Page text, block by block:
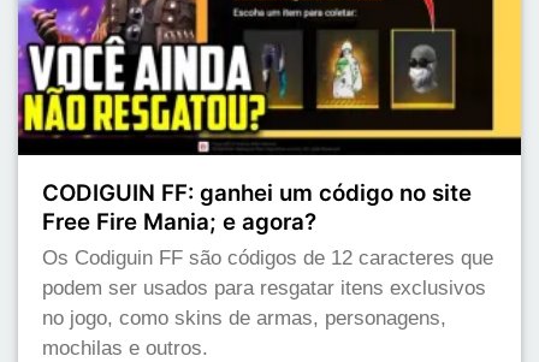
CODIGUIN FF: ganhei um código no site
Free Fire Mania; e agora?
Os Codiguin FF são códigos de 12 caracteres que
podem ser usados para resgatar itens exclusivos
no jogo, como skins de armas, personagens,
mochilas e outros.